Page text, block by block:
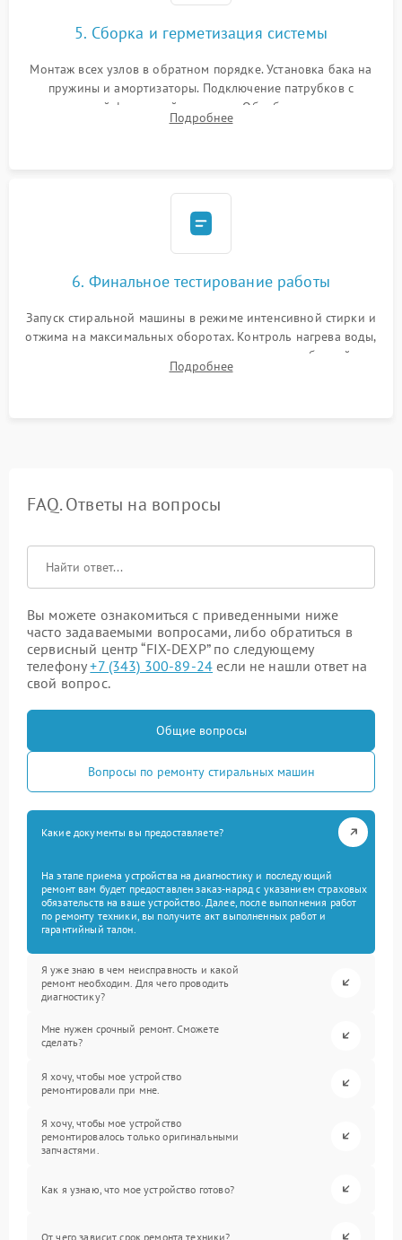
5. Сборка и герметизация системы
Монтаж всех узлов в обратном порядке. Установка бака на
пружины и амортизаторы. Подключение патрубков с
надежной фиксацией хомутами. Обработка стыков
герметиком для предотвращения возможных протечек воды.
Подробнее
6. Финальное тестирование работы
Запуск стиральной машины в режиме интенсивной стирки и
отжима на максимальных оборотах. Контроль нагрева воды,
корректности слива, отсутствия излишних вибраций,
посторонних стуков и протечек под корпусом.
Подробнее
FAQ. Ответы на вопросы
Вы можете ознакомиться с приведенными ниже
часто задаваемыми вопросами, либо обратиться в
сервисный центр “FIX-DEXP” по следующему
телефону+7 (343) 300-89-24 если не нашли ответ на
свой вопрос.
Общие вопросы
Вопросы по ремонту стиральных машин
Какие документы вы предоставляете?
На этапе приема устройства на диагностику и последующий
ремонт вам будет предоставлен заказ-наряд с указанием страховых
обязательств на ваше устройство. Далее, после выполнения работ
по ремонту техники, вы получите акт выполненных работ и
гарантийный талон.
Я уже знаю в чем неисправность и какой
ремонт необходим. Для чего проводить
диагностику?
Мне нужен срочный ремонт. Сможете
сделать?
Я хочу, чтобы мое устройство
ремонтировали при мне.
Я хочу, чтобы мое устройство
ремонтировалось только оригинальными
запчастями.
Как я узнаю, что мое устройство готово?
От чего зависит срок ремонта техники?